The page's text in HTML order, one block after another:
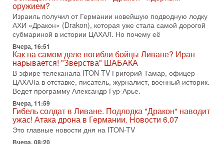
вспомнить взлет партии «Исраэль ба-алия», когда
31-07-2026, 17:00
Тайны закрытых дверей: о чём на самом деле
молчат Трамп и Нетаньяху?
Недавний визит премьер-министра Израиля Биньямина
Нетаньяху в США и его встреча с Дональдом Трампом
оставили больше вопросов, чем ответов. Полная
31-07-2026, 15:18
Иран готовит покушение на Нетаниягу! Трамп не
хочет эскалации, но КСИР готовит взрыв!
В эфире телеканала ITON-TV СЕРГЕЙ МИГДАЛЬ, эксперт
по вопросам безопасности, офицер запаса
Международного управления полиции Израиля, автор
31-07-2026, 09:02
оружием?
Израиль получил от Германии новейшую подводную лодку
АХИ «Дракон» (Drakon), которая уже стала самой дорогой
субмариной в истории ЦАХАЛ. Но почему её
Вчера, 16:51
Как на самом деле погибли бойцы Ливане? Иран
нарывается! "Зверства" ШАБАКА
В эфире телеканала ITON-TV Григорий Тамар, офицер
ЦАХАЛа в отставке, писатель, журналист, военный историк.
Ведет программу Александр Гур-Арье.
Вчера, 11:59
Гибель солдат в Ливане. Подлодка "Дракон" наводит
ужас! Атака дрона в Германии. Новости 6.07
Это главные новости дня на ITON-TV
Вчера, 08:20